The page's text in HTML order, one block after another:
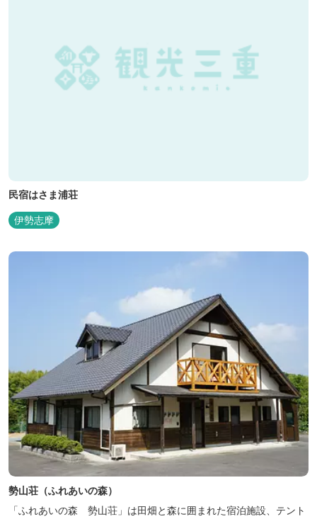
民宿はさま浦荘
伊勢志摩
勢山荘（ふれあいの森）
「ふれあいの森 勢山荘」は田畑と森に囲まれた宿泊施設、テント